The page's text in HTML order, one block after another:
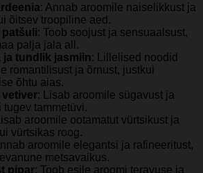
: Annab aroomile naiselikkust ja
õitsev troopiline aed.
patšuli: Toob soojust ja sensuaalsust,
palja jala all.
ja tundlik jasmiin: Lillelised noodid
romantilisust ja õrnust, justkui
õhtu aias.
vetiver: Lisab aroomile sügavust ja
tugev tammetüvi.
aroomile ootamatut vürtsikust ja
vürtsikas roog.
aroomile elegantsi ja rafineeritust,
metsavaikus.
pipar: Toob esile aroomi teravuse ja